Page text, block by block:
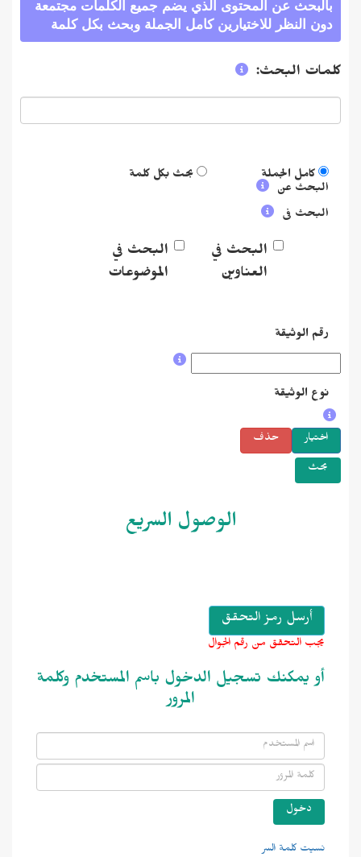
عن المحتوى الذي يضم جميع الكلمات مجتمعة
النظر للاختيارين كامل الجملة وبحث بكل كلمة
البحث:
عن
كامل الجملة بحث بكل كلمة
فى
البحث في
العناوين
البحث في
الموضوعات
الوثيقة
الوثيقة
حذف
الوصول السريع
التحقق من رقم الجوال
يمكنك تسجيل الدخول باسم المستخدم وكلمة
كلمة السر